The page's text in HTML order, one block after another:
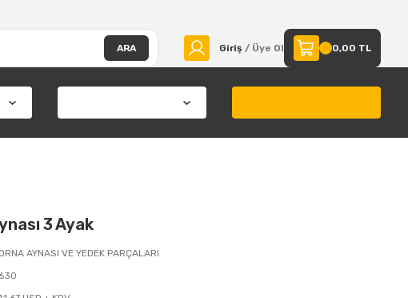
ARA Giriş / Üye Ol 0,00 TL
3 Ayak
AYNASI VE YEDEK PARÇALARI